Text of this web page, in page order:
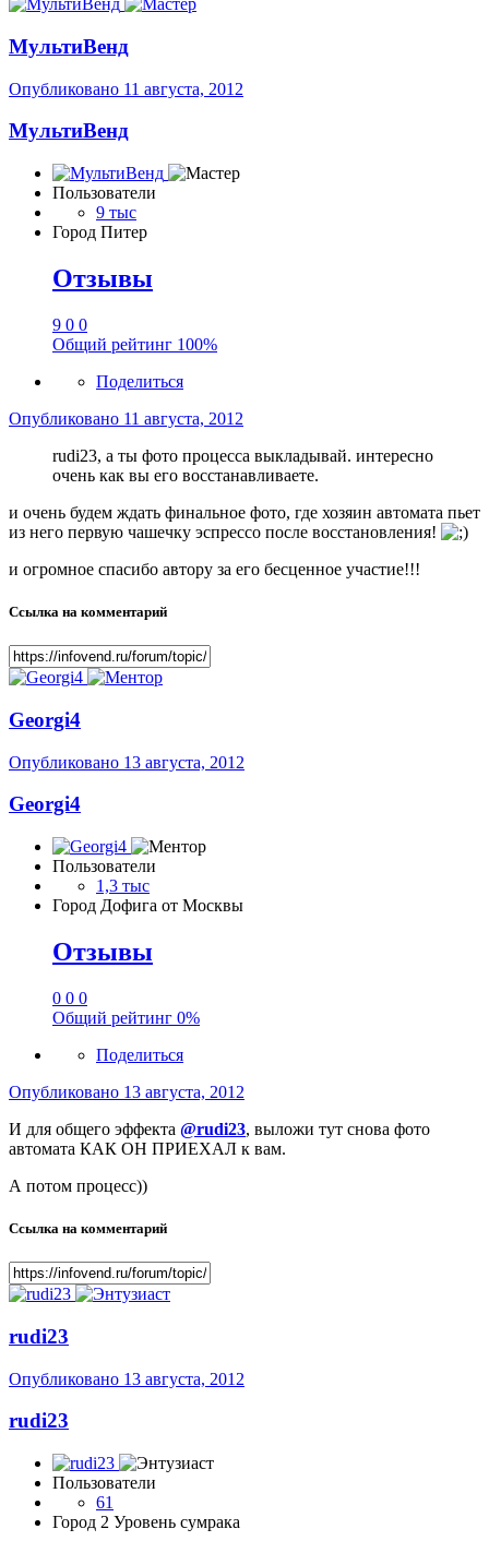
МультиВенд
Опубликовано 11 августа, 2012
МультиВенд
Пользователи
9 тыс
Город Питер
Отзывы
9 0 0
Общий рейтинг 100%
Поделиться
Опубликовано 11 августа, 2012
rudi23, а ты фото процесса выкладывай. интересно
очень как вы его восстанавливаете.
и очень будем ждать финальное фото, где хозяин автомата пьет
из него первую чашечку эспрессо после восстановления!
и огромное спасибо автору за его бесценное участие!!!
Ссылка на комментарий
Georgi4
Опубликовано 13 августа, 2012
Georgi4
Пользователи
1,3 тыс
Город Дофига от Москвы
Отзывы
0 0 0
Общий рейтинг 0%
Поделиться
Опубликовано 13 августа, 2012
И для общего эффекта @rudi23, выложи тут снова фото
автомата КАК ОН ПРИЕХАЛ к вам.
А потом процесс))
Ссылка на комментарий
rudi23
Опубликовано 13 августа, 2012
rudi23
Пользователи
61
Город 2 Уровень сумрака